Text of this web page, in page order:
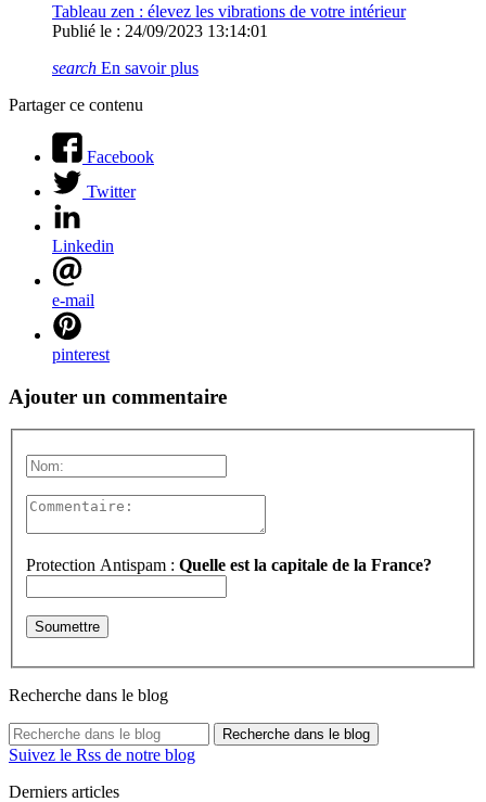
Tableau zen : élevez les vibrations de votre intérieur
Publié le : 24/09/2023 13:14:01
search En savoir plus
Partager ce contenu
Facebook
Twitter
Linkedin
e-mail
pinterest
Ajouter un commentaire
Protection Antispam : Quelle est la capitale de la France?
Recherche dans le blog
Recherche dans le blog
Suivez le Rss de notre blog
Derniers articles